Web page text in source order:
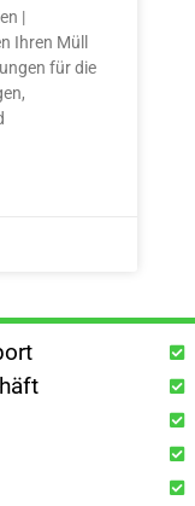
|
Ihren Müll
für die